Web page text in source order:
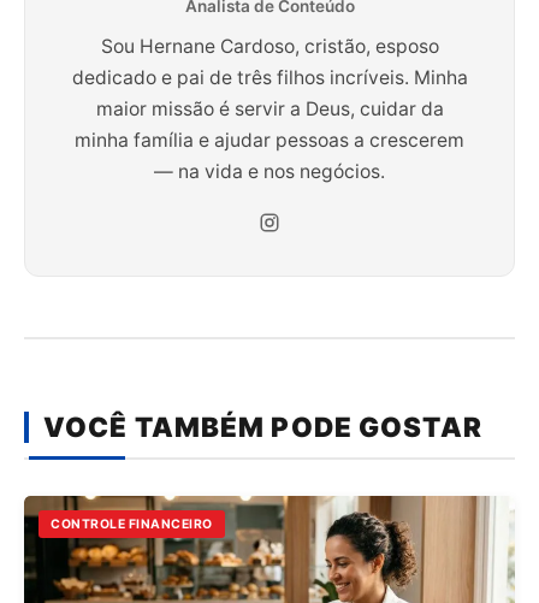
Analista de Conteúdo
Sou Hernane Cardoso, cristão, esposo
dedicado e pai de três filhos incríveis. Minha
maior missão é servir a Deus, cuidar da
minha família e ajudar pessoas a crescerem
— na vida e nos negócios.
VOCÊ TAMBÉM PODE GOSTAR
CONTROLE FINANCEIRO